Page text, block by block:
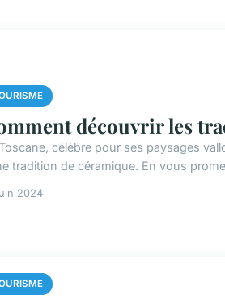
découvrir les
célèbre pour ses paysages
tradition de céramique. En vous
2024